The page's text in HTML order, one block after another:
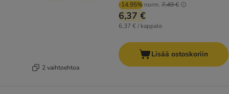
2 vaihtoehtoa
-14.95% norm. 7,49 €
6,37 €
6,37 € / kappale
Lisää ostoskoriin